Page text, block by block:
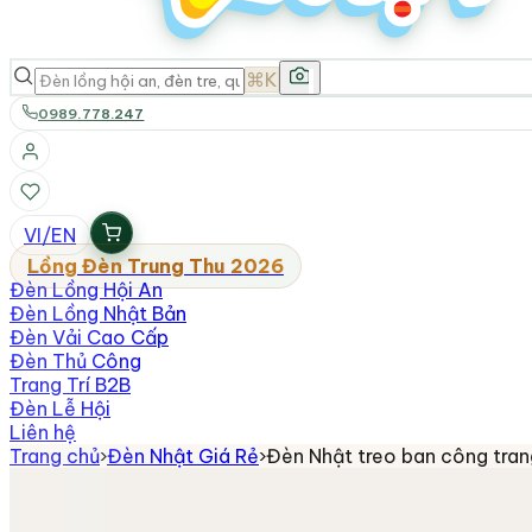
⌘K
0989.778.247
VI/EN
Lồng Đèn Trung Thu 2026
Đèn Lồng Hội An
Đèn Lồng Nhật Bản
Đèn Vải Cao Cấp
Đèn Thủ Công
Trang Trí B2B
Đèn Lễ Hội
Liên hệ
Trang chủ›Đèn Nhật Giá Rẻ›Đèn Nhật treo ban công